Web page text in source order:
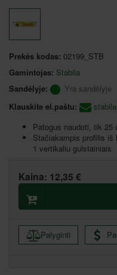
Prekės kodas: 02199_STB
Gamintojas: Stabila
Sandėlyje:
Yra sandėlyje
Klauskite el.paštu:
Patogus naudoti, tik 25
Stačiakampis profilis iš
1 vertikaliu gulstainiais
Kaina: 12,35 €
Palyginti